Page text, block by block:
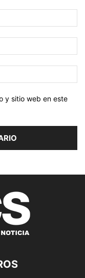
y sitio web en este